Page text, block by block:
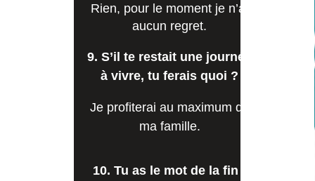
Rien, pour le moment je n’ai
aucun regret.
9. S’il te restait une journée
à vivre, tu ferais quoi ?
Je profiterai au maximum de
ma famille.
10. Tu as le mot de la fin !